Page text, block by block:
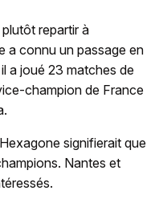
repartir à
a connu un passage en
a joué 23 matches de
champion de France
signifierait que
Nantes et